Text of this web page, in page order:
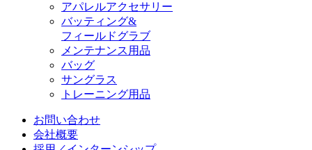
アパレルアクセサリー
バッティング&
フィールドグラブ
メンテナンス用品
バッグ
サングラス
トレーニング用品
お問い合わせ
会社概要